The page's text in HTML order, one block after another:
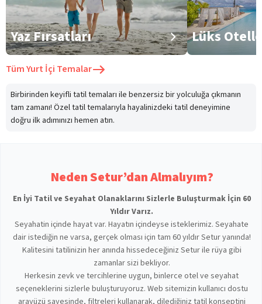
Yaz Fırsatları Lüks
TümYurt İçi Temalar
Birbirinden keyifli tatil temaları ile benzersiz bir yolculuğa çıkmanın
tam zamanı! Özel tatil temalarıyla hayalinizdeki tatil deneyimine
doğru ilk adımınızı hemen atın.
Neden Setur’dan Almalıyım?
En İyi Tatil ve Seyahat Olanaklarını Sizlerle Buluşturmak İçin 60
Yıldır Varız.
Seyahatin içinde hayat var. Hayatın içindeyse isteklerimiz. Seyahate
dair istediğin ne varsa, gerçek olması için tam 60 yıldır Setur yanında!
Kalitesini tatilinizin her anında hissedeceğiniz Setur ile rüya gibi
zamanlar sizi bekliyor.
Herkesin zevk ve tercihlerine uygun, binlerce otel ve seyahat
seçeneklerini sizlerle buluşturuyoruz. Web sitemizin kullanıcı dostu
arayüzü sayesinde, filtreleri kullanarak, dilediğiniz tatil konseptini